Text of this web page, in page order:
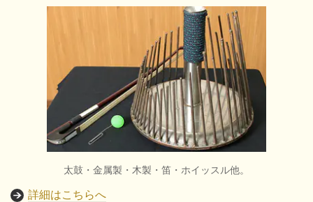
太鼓・金属製・木製・笛・ホイッスル他。
詳細はこちらへ